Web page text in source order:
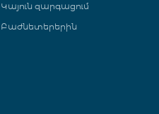
Կայուն զարգացում
Բաժնետերերին